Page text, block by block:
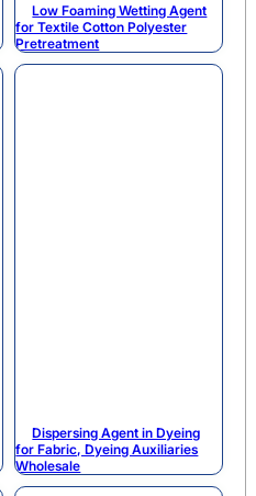
Low Foaming Wetting Agent
for Textile Cotton Polyester
Pretreatment
Dispersing Agent in Dyeing
for Fabric, Dyeing Auxiliaries
Wholesale